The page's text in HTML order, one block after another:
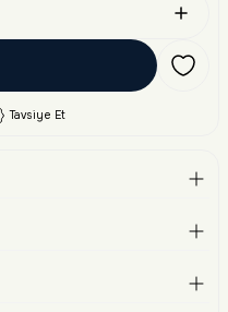
Tavsiye Et